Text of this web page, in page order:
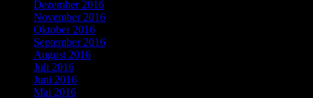
Dezember 2016
November 2016
Oktober 2016
September 2016
August 2016
Juli 2016
Juni 2016
Mai 2016